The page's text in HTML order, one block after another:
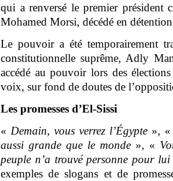
qui a renversé le premier président
Mohamed Morsi, décédé en
Le pouvoir a été temporairement
constitutionnelle suprême, Adly
accédé au pouvoir lors des
voix, sur fond de doutes de
Les promesses d’El-Sissi
« Demain, vous verrez l’Égypte », «
aussi grande que le monde », «
peuple n’a trouvé personne pour
exemples de slogans et de